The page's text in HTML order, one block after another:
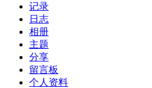
记录
日志
相册
主题
分享
留言板
个人资料